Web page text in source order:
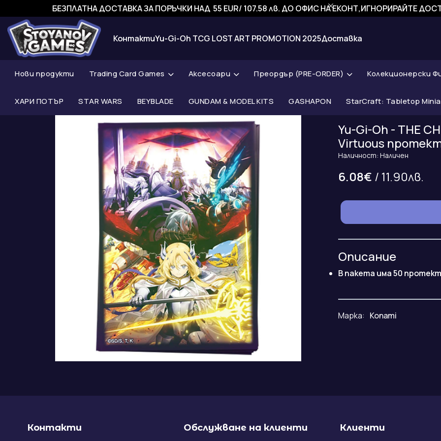
БЕЗПЛАТНА ДОСТАВКА ЗА ПОРЪЧКИ НАД 55 EUR/ 107.58 лв. ДО ОФИС НА ЕКОНТ,ИГНОРИРАЙТЕ
КонтактиYu-Gi-Oh TCG LOST ART PROMOTION 2025Доставка
Нови продукти Trading Card Games Аксесоари Преордър (PRE-ORDER) Колекционерски
ХАРИ ПОТЪР STAR WARS BEYBLADE GUNDAM & MODEL KITS GASHAPON StarCraft: Tabletop
Yu-Gi-Oh - THE
Virtuous
Наличност: Наличен
6.08€ / 11.90лв.
Описание
В пакета има 50
Марка: Konami
Контакти Обслужване на клиенти Клиенти